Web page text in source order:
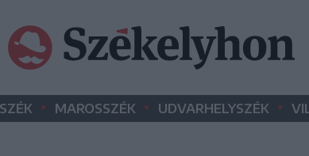
• MAROSSZÉK • UDVARHELYSZÉK •